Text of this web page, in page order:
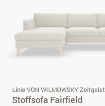
Linie VON WILMOWSKY Zeitgeist
Stoffsofa Fairfield